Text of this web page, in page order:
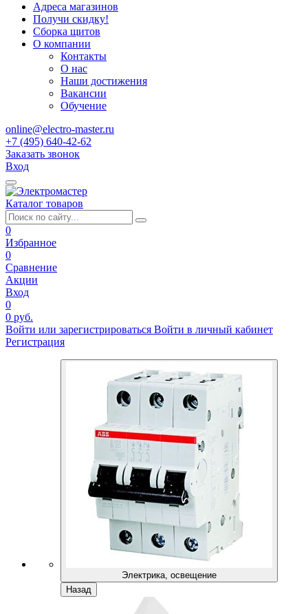
Адреса магазинов
Получи скидку!
Сборка щитов
О компании
Контакты
О нас
Наши достижения
Вакансии
Обучение
online@electro-master.ru
+7 (495) 640-42-62
Заказать звонок
Вход
Каталог товаров
0
Избранное
0
Сравнение
Акции
Вход
0
0 руб.
Войти или зарегистрироваться Войти в личный кабинет
Регистрация
Электрика, освещение
Назад